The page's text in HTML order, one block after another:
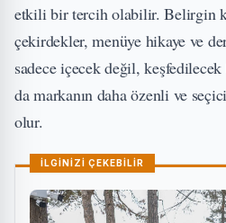
etkili bir tercih olabilir. Belirgin
çekirdekler, menüye hikaye ve
sadece içecek değil,
da markanın daha özenli ve
olur.
İLGİNİZİ ÇEKEBİLİR